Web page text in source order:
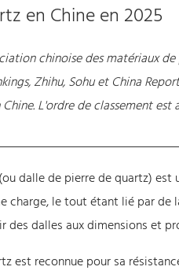
en Chine en 2025
chinoise des matériaux
Zhihu, Sohu et China
L'ordre de classement est
dalle de pierre de quartz)
le tout étant lié par de
dalles aux dimensions et
est reconnue pour sa